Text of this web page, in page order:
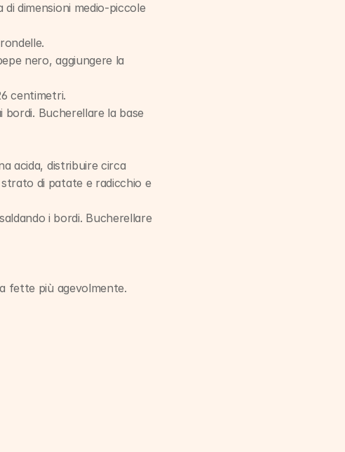
dimensioni medio-piccole
nero, aggiungere la
centimetri.
bordi. Bucherellare la base
acida, distribuire circa
di patate e radicchio e
i bordi. Bucherellare
fette più agevolmente.